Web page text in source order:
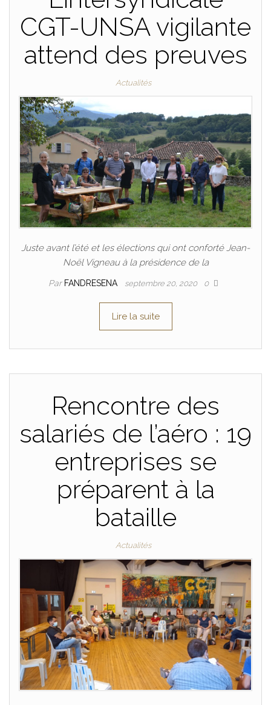
CGT-UNSA vigilante
attend des preuves
Actualités
Juste avant l’été et les élections qui ont conforté Jean-
Noël Vigneau à la présidence de la
Par FANDRESENA septembre 20, 2020 0
Lire la suite
Rencontre des
salariés de l’aéro : 19
entreprises se
préparent à la
bataille
Actualités